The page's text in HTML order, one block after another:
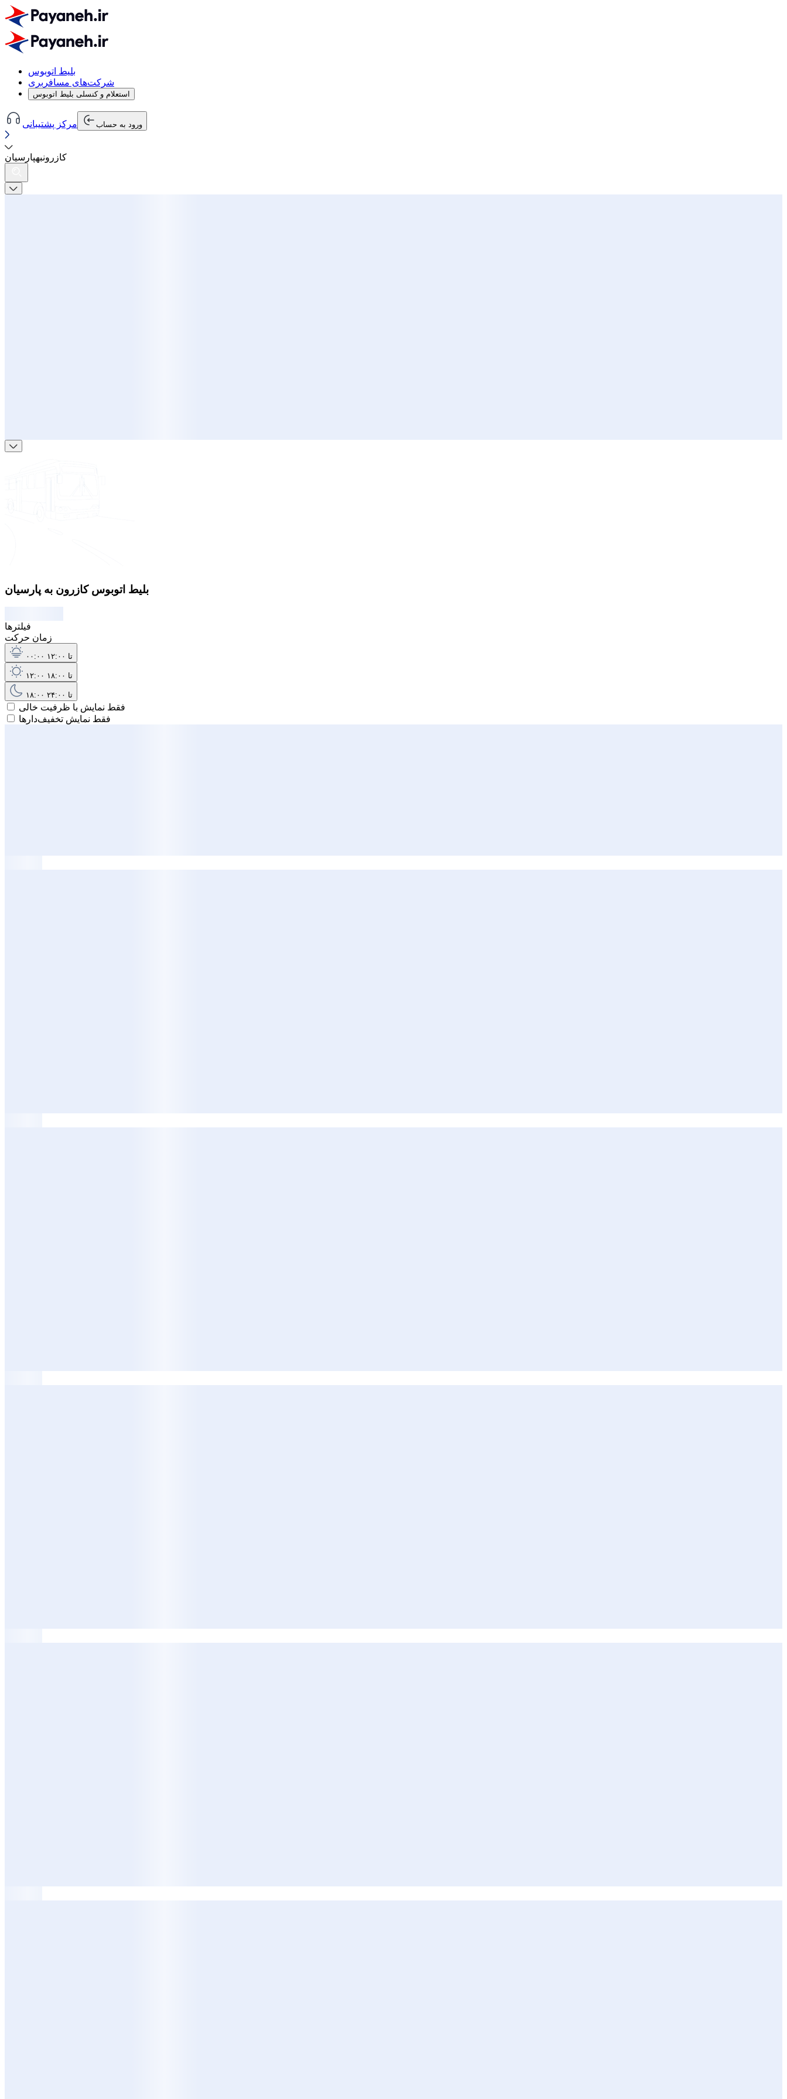
بلیط اتوبوس
شرکت‌های مسافربری
استعلام و کنسلی بلیط اتوبوس
مرکز پشتیبانی ورود به حساب
کازرونبهپارسیان
بلیط اتوبوس کازرون به پارسیان
فیلترها
زمان حرکت
۰۰:۰۰ تا ۱۲:۰۰
۱۲:۰۰ تا ۱۸:۰۰
۱۸:۰۰ تا ۲۴:۰۰
فقط نمایش با ظرفیت خالی
فقط نمایش تخفیف‌دارها